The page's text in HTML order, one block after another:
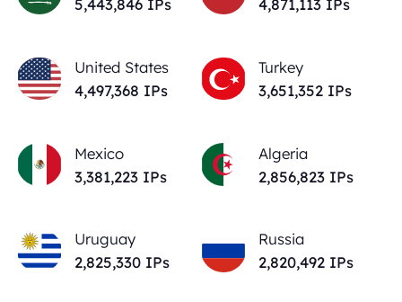
5,443,846 IPs 4,871,113 IPs
United States
4,497,368 IPs
Turkey
3,651,352 IPs
Mexico
3,381,223 IPs
Algeria
2,856,823 IPs
Uruguay
2,825,330 IPs
Russia
2,820,492 IPs